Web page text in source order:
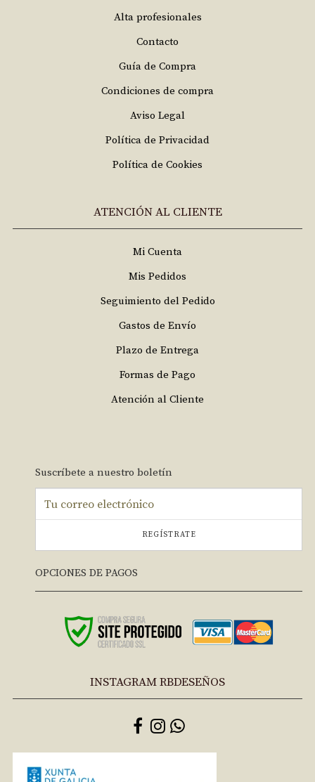
Alta profesionales
Contacto
Guía de Compra
Condiciones de compra
Aviso Legal
Política de Privacidad
Política de Cookies
ATENCIÓN AL CLIENTE
Mi Cuenta
Mis Pedidos
Seguimiento del Pedido
Gastos de Envío
Plazo de Entrega
Formas de Pago
Atención al Cliente
Suscríbete a nuestro boletín
REGÍSTRATE
OPCIONES DE PAGOS
INSTAGRAM RBDESEÑOS